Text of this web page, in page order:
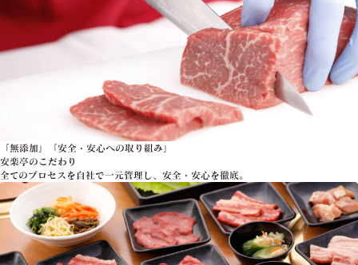
「無添加」「安全・安心への取り組み」
安楽亭のこだわり
全てのプロセスを自社で一元管理し、安全・安心を徹底。